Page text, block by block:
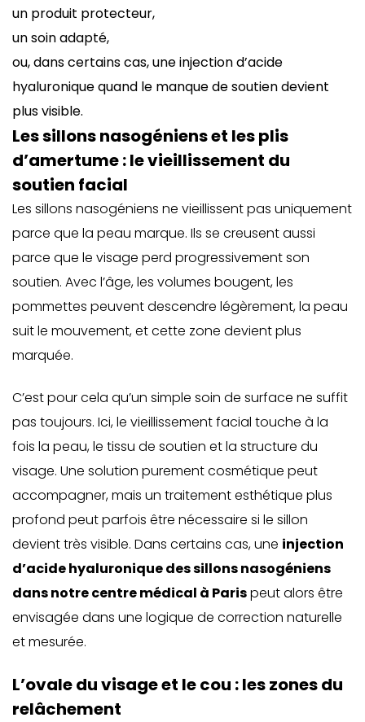
un produit protecteur,
un soin adapté,
ou, dans certains cas, une injection d’acide
hyaluronique quand le manque de soutien devient
plus visible.
Les sillons nasogéniens et les plis
d’amertume : le vieillissement du
soutien facial
Les sillons nasogéniens ne vieillissent pas uniquement
parce que la peau marque. Ils se creusent aussi
parce que le visage perd progressivement son
soutien. Avec l’âge, les volumes bougent, les
pommettes peuvent descendre légèrement, la peau
suit le mouvement, et cette zone devient plus
marquée.
C’est pour cela qu’un simple soin de surface ne suffit
pas toujours. Ici, le vieillissement facial touche à la
fois la peau, le tissu de soutien et la structure du
visage. Une solution purement cosmétique peut
accompagner, mais un traitement esthétique plus
profond peut parfois être nécessaire si le sillon
devient très visible. Dans certains cas, une injection
d’acide hyaluronique des sillons nasogéniens
dans notre centre médical à Parispeut alors être
envisagée dans une logique de correction naturelle
et mesurée.
L’ovale du visage et le cou : les zones du
relâchement